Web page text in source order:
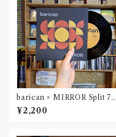
barican × MIRROR Split 7"
(DLコード付属)
¥2,200